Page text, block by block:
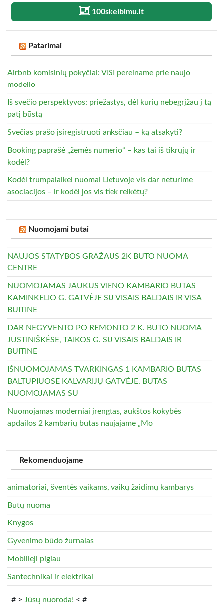
100skelbimu.lt
Patarimai
Airbnb komisinių pokyčiai: VISI pereiname prie naujo
modelio
Iš svečio perspektyvos: priežastys, dėl kurių nebegrįžau į tą
patį būstą
Svečias prašo įsiregistruoti anksčiau – ką atsakyti?
Booking paprašė „žemės numerio“ – kas tai iš tikrųjų ir
kodėl?
Kodėl trumpalaikei nuomai Lietuvoje vis dar neturime
asociacijos – ir kodėl jos vis tiek reikėtų?
Nuomojami butai
NAUJOS STATYBOS GRAŽAUS 2K BUTO NUOMA
CENTRE
NUOMOJAMAS JAUKUS VIENO KAMBARIO BUTAS
KAMINKELIO G. GATVĖJE SU VISAIS BALDAIS IR VISA
BUITINE
DAR NEGYVENTO PO REMONTO 2 K. BUTO NUOMA
JUSTINIŠKĖSE, TAIKOS G. SU VISAIS BALDAIS IR
BUITINE
IŠNUOMOJAMAS TVARKINGAS 1 KAMBARIO BUTAS
BALTUPIUOSE KALVARIJŲ GATVĖJE. BUTAS
NUOMOJAMAS SU
Nuomojamas moderniai įrengtas, aukštos kokybės
apdailos 2 kambarių butas naujajame „Mo
Rekomenduojame
animatoriai, šventės vaikams, vaikų žaidimų kambarys
Butų nuoma
Knygos
Gyvenimo būdo žurnalas
Mobilieji pigiau
Santechnikai ir elektrikai
# > Jūsų nuoroda! < #